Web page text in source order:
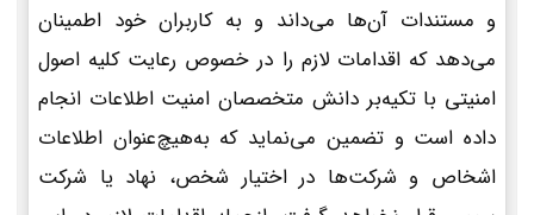
و مستندات آن‌ها می‌داند و به کاربران خود اطمینان
می‌دهد که اقدامات لازم را در خصوص رعایت کلیه اصول
امنیتی با تکیه‌بر دانش متخصصان امنیت اطلاعات انجام
داده است و تضمین می‌نماید که به‌هیچ‌عنوان اطلاعات
اشخاص و شرکت‌ها در اختیار شخص، نهاد یا شرکت